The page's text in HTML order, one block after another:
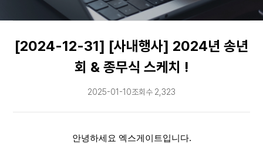
유지보수
↗
[2024-12-31] [사내행사] 2024년 송년
회 & 종무식 스케치 !
2025-01-10조회수 2,323
안녕하세요 엑스게이트입니다.